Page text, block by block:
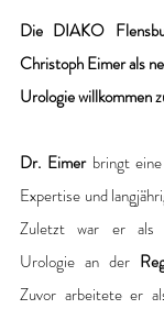
Die DIAKO
Christoph Eimer als
Urologie willkommen
Dr. Eimer bringt
Expertise und
Zuletzt war er als
Urologie an der
Zuvor arbeitete er